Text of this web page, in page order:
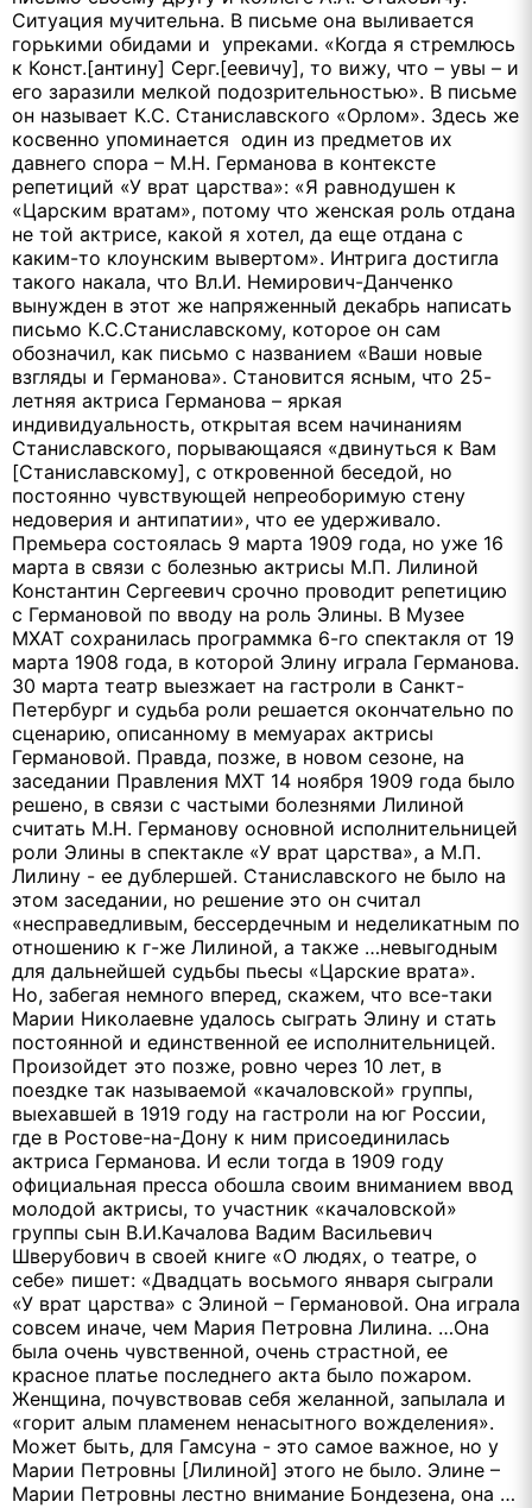
Ситуация мучительна. В письме она выливается
горькими обидами и упреками. «Когда я стремлюсь
к Конст.[антину] Серг.[еевичу], то вижу, что – увы – и
его заразили мелкой подозрительностью». В письме
он называет К.С. Станиславского «Орлом». Здесь же
косвенно упоминается один из предметов их
давнего спора – М.Н. Германова в контексте
репетиций «У врат царства»: «Я равнодушен к
«Царским вратам», потому что женская роль отдана
не той актрисе, какой я хотел, да еще отдана с
каким-то клоунским вывертом». Интрига достигла
такого накала, что Вл.И. Немирович-Данченко
вынужден в этот же напряженный декабрь написать
письмо К.С.Станиславскому, которое он сам
обозначил, как письмо с названием «Ваши новые
взгляды и Германова». Становится ясным, что 25-
летняя актриса Германова – яркая
индивидуальность, открытая всем начинаниям
Станиславского, порывающаяся «двинуться к Вам
[Cтаниславскому], с откровенной беседой, но
постоянно чувствующей непреоборимую стену
недоверия и антипатии», что ее удерживало.
Премьера состоялась 9 марта 1909 года, но уже 16
марта в связи с болезнью актрисы М.П. Лилиной
Константин Сергеевич срочно проводит репетицию
с Германовой по вводу на роль Элины. В Музее
МХАТ сохранилась программка 6-го спектакля от 19
марта 1908 года, в которой Элину играла Германова.
30 марта театр выезжает на гастроли в Санкт-
Петербург и судьба роли решается окончательно по
сценарию, описанному в мемуарах актрисы
Германовой. Правда, позже, в новом сезоне, на
заседании Правления МХТ 14 ноября 1909 года было
решено, в связи с частыми болезнями Лилиной
считать М.Н. Германову основной исполнительницей
роли Элины в спектакле «У врат царства», а М.П.
Лилину - ее дублершей. Станиславского не было на
этом заседании, но решение это он считал
«несправедливым, бессердечным и неделикатным по
отношению к г-же Лилиной, а также …невыгодным
для дальнейшей судьбы пьесы «Царские врата».
Но, забегая немного вперед, скажем, что все-таки
Марии Николаевне удалось сыграть Элину и стать
постоянной и единственной ее исполнительницей.
Произойдет это позже, ровно через 10 лет, в
поездке так называемой «качаловской» группы,
выехавшей в 1919 году на гастроли на юг России,
где в Ростове-на-Дону к ним присоединилась
актриса Германова. И если тогда в 1909 году
официальная пресса обошла своим вниманием ввод
молодой актрисы, то участник «качаловской»
группы сын В.И.Качалова Вадим Васильевич
Шверубович в своей книге «О людях, о театре, о
себе» пишет: «Двадцать восьмого января сыграли
«У врат царства» с Элиной – Германовой. Она играла
совсем иначе, чем Мария Петровна Лилина. …Она
была очень чувственной, очень страстной, ее
красное платье последнего акта было пожаром.
Женщина, почувствовав себя желанной, запылала и
«горит алым пламенем ненасытного вожделения».
Может быть, для Гамсуна - это самое важное, но у
Марии Петровны [Лилиной] этого не было. Элине –
Марии Петровны лестно внимание Бондезена, она …